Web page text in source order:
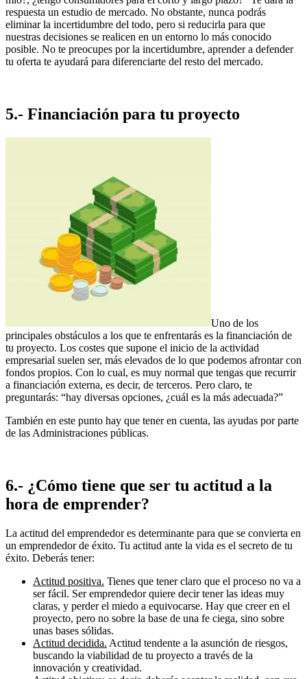
respuesta un estudio de mercado. No obstante, nunca podrás
eliminar la incertidumbre del todo, pero si reducirla para que
nuestras decisiones se realicen en un entorno lo más conocido
posible. No te preocupes por la incertidumbre, aprender a defender
tu oferta te ayudará para diferenciarte del resto del mercado.
5.- Financiación para tu proyecto
Uno de los
principales obstáculos a los que te enfrentarás es la financiación de
tu proyecto. Los costes que supone el inicio de la actividad
empresarial suelen ser, más elevados de lo que podemos afrontar con
fondos propios. Con lo cual, es muy normal que tengas que recurrir
a financiación externa, es decir, de terceros. Pero claro, te
preguntarás: “hay diversas opciones, ¿cuál es la más adecuada?”
También en este punto hay que tener en cuenta, las ayudas por parte
de las Administraciones públicas.
6.- ¿Cómo tiene que ser tu actitud a la
hora de emprender?
La actitud del emprendedor es determinante para que se convierta en
un emprendedor de éxito. Tu actitud ante la vida es el secreto de tu
éxito. Deberás tener:
Actitud positiva. Tienes que tener claro que el proceso no va a
ser fácil. Ser emprendedor quiere decir tener las ideas muy
claras, y perder el miedo a equivocarse. Hay que creer en el
proyecto, pero no sobre la base de una fe ciega, sino sobre
unas bases sólidas.
Actitud decidida. Actitud tendente a la asunción de riesgos,
buscando la viabilidad de tu proyecto a través de la
innovación y creatividad.